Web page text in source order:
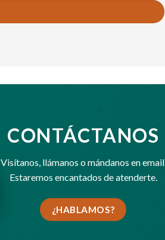
CONTÁCTANOS
Visítanos, llámanos omándanos en email.
Estaremos encantados de atenderte.
¿HABLAMOS?